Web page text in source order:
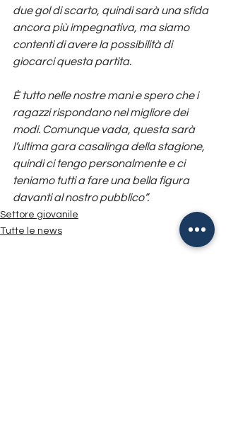
due gol di scarto, quindi sarà una sfida
ancora più impegnativa, ma siamo
contenti di avere la possibilità di
giocarci questa partita.
È tutto nelle nostre mani e spero che i
ragazzi rispondano nel migliore dei
modi. Comunque vada, questa sarà
l’ultima gara casalinga della stagione,
quindi ci tengo personalmente e ci
teniamo tutti a fare una bella figura
davanti al nostro pubblico”.
Settore giovanile
Tutte le news